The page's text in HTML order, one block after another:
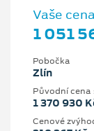
Vaše
1 051
Pobočka
Zlín
Původní cena
1 370 930
Cenové